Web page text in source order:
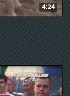
4:24